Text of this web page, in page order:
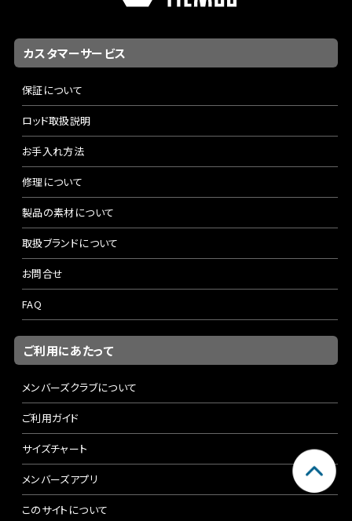
カスタマーサービス
保証について
ロッド取扱説明
お手入れ方法
修理について
製品の素材について
取扱ブランドについて
お問合せ
FAQ
ご利用にあたって
メンバーズクラブについて
ご利用ガイド
サイズチャート
メンバーズアプリ
このサイトについて